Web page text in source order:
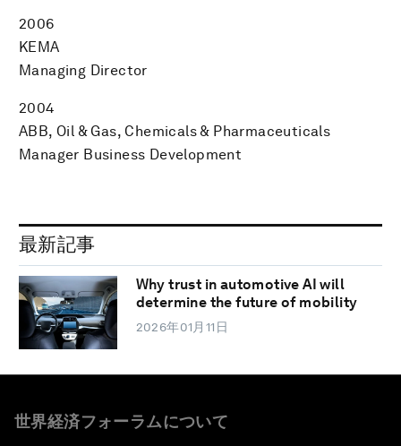
2006
KEMA
Managing Director
2004
ABB, Oil & Gas, Chemicals & Pharmaceuticals
Manager Business Development
最新記事
Why trust in automotive AI will
determine the future of mobility
2026年01月11日
世界経済フォーラムについて